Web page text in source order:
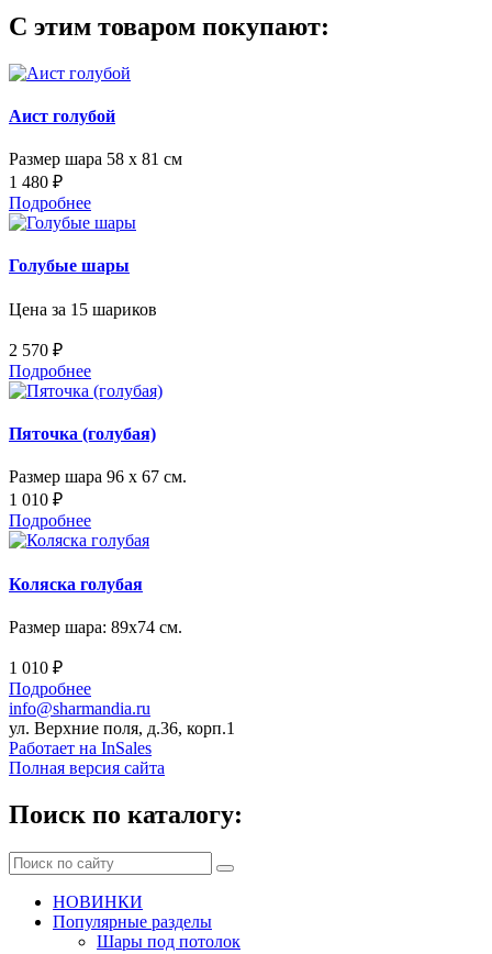
С этим товаром покупают:
Аист голубой
Размер шара 58 х 81 см
1 480 ₽
Подробнее
Голубые шары
Цена за 15 шариков
2 570 ₽
Подробнее
Пяточка (голубая)
Размер шара 96 х 67 см.
1 010 ₽
Подробнее
Коляска голубая
Размер шара: 89х74 см.
1 010 ₽
Подробнее
info@sharmandia.ru
ул. Верхние поля, д.36, корп.1
Работает на InSales
Полная версия сайта
Поиск по каталогу:
НОВИНКИ
Популярные разделы
Шары под потолок